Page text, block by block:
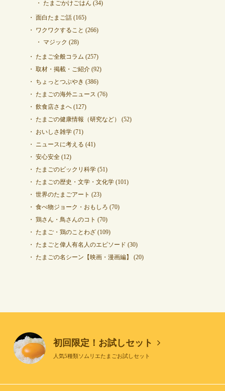
たまごかけごはん (34)
面白たまご話(165)
ワクワクすること (266)
マジック (28)
たまご全般コラム (257)
取材・掲載・ご紹介(92)
ちょっとつぶやき (386)
たまごの海外ニュース (76)
飲食店さまへ(127)
たまごの健康情報（研究など）
(52)
おいしさ雑学(71)
ニュースに考える (41)
安心安全(12)
たまごのビックリ科学(51)
たまごの歴史・文学・文化学(101)
世界のたまごアート (23)
食べ物ジョーク・おもしろ (70)
鶏さん・鳥さんのコト (70)
たまご・鶏のことわざ(109)
たまごと偉人有名人のエピソード (30)
たまごの名シーン【映画・漫画編】
(20)
初回限定！お試しセット
人気5種類ソムリエたまごお試しセット